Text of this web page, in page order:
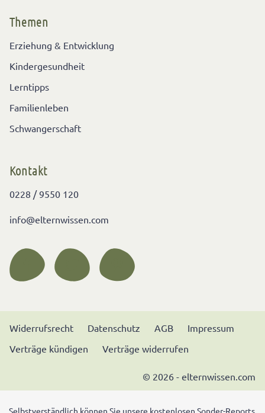
Themen
Erziehung & Entwicklung
Kindergesundheit
Lerntipps
Familienleben
Schwangerschaft
Kontakt
0228 / 9550 120
info@elternwissen.com
Widerrufsrecht Datenschutz AGB
Impressum
Verträge kündigen
Verträge widerrufen
© 2026 - elternwissen.com
Selbstverständlich können Sie unsere kostenlosen Sonder-Reports